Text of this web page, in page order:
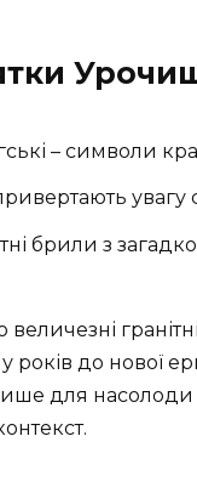
– символи
брили з
років до нової
для